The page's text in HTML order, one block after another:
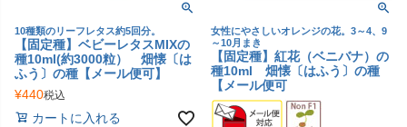
10種類のリーフレタス約5回分。
【固定種】ベビーレタスMIXの
種10ml(約3000粒） 畑懐〔は
ふう〕の種【メール便可】
¥440税込
カートに入れる
女性にやさしいオレンジの花。3～4、9
～10月まき
【固定種】紅花（ベニバナ）の
種10ml 畑懐〔はふう〕の種
【メール便可